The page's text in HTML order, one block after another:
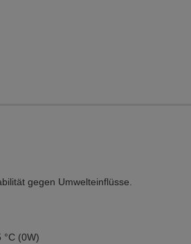
gegen Umwelteinflüsse.
°C (0W)